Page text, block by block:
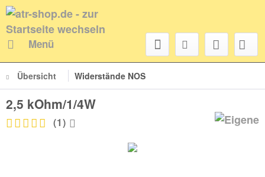
Menü
Übersicht Widerstände NOS
2,5 kOhm/1/4W
(1)